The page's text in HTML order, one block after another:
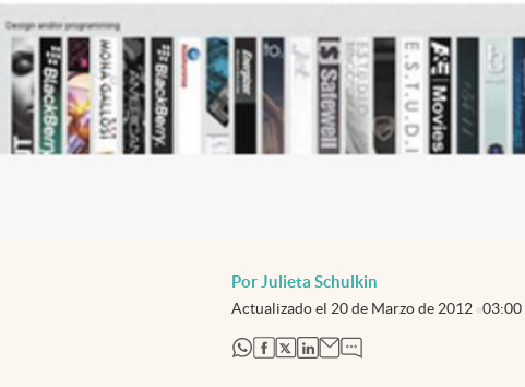
Por Julieta Schulkin
Actualizado el 20 de Marzo de 2012 03:00
abre en nueva pestaña
abre en nueva pestaña
abre en nueva pestaña
abre en nueva pestaña